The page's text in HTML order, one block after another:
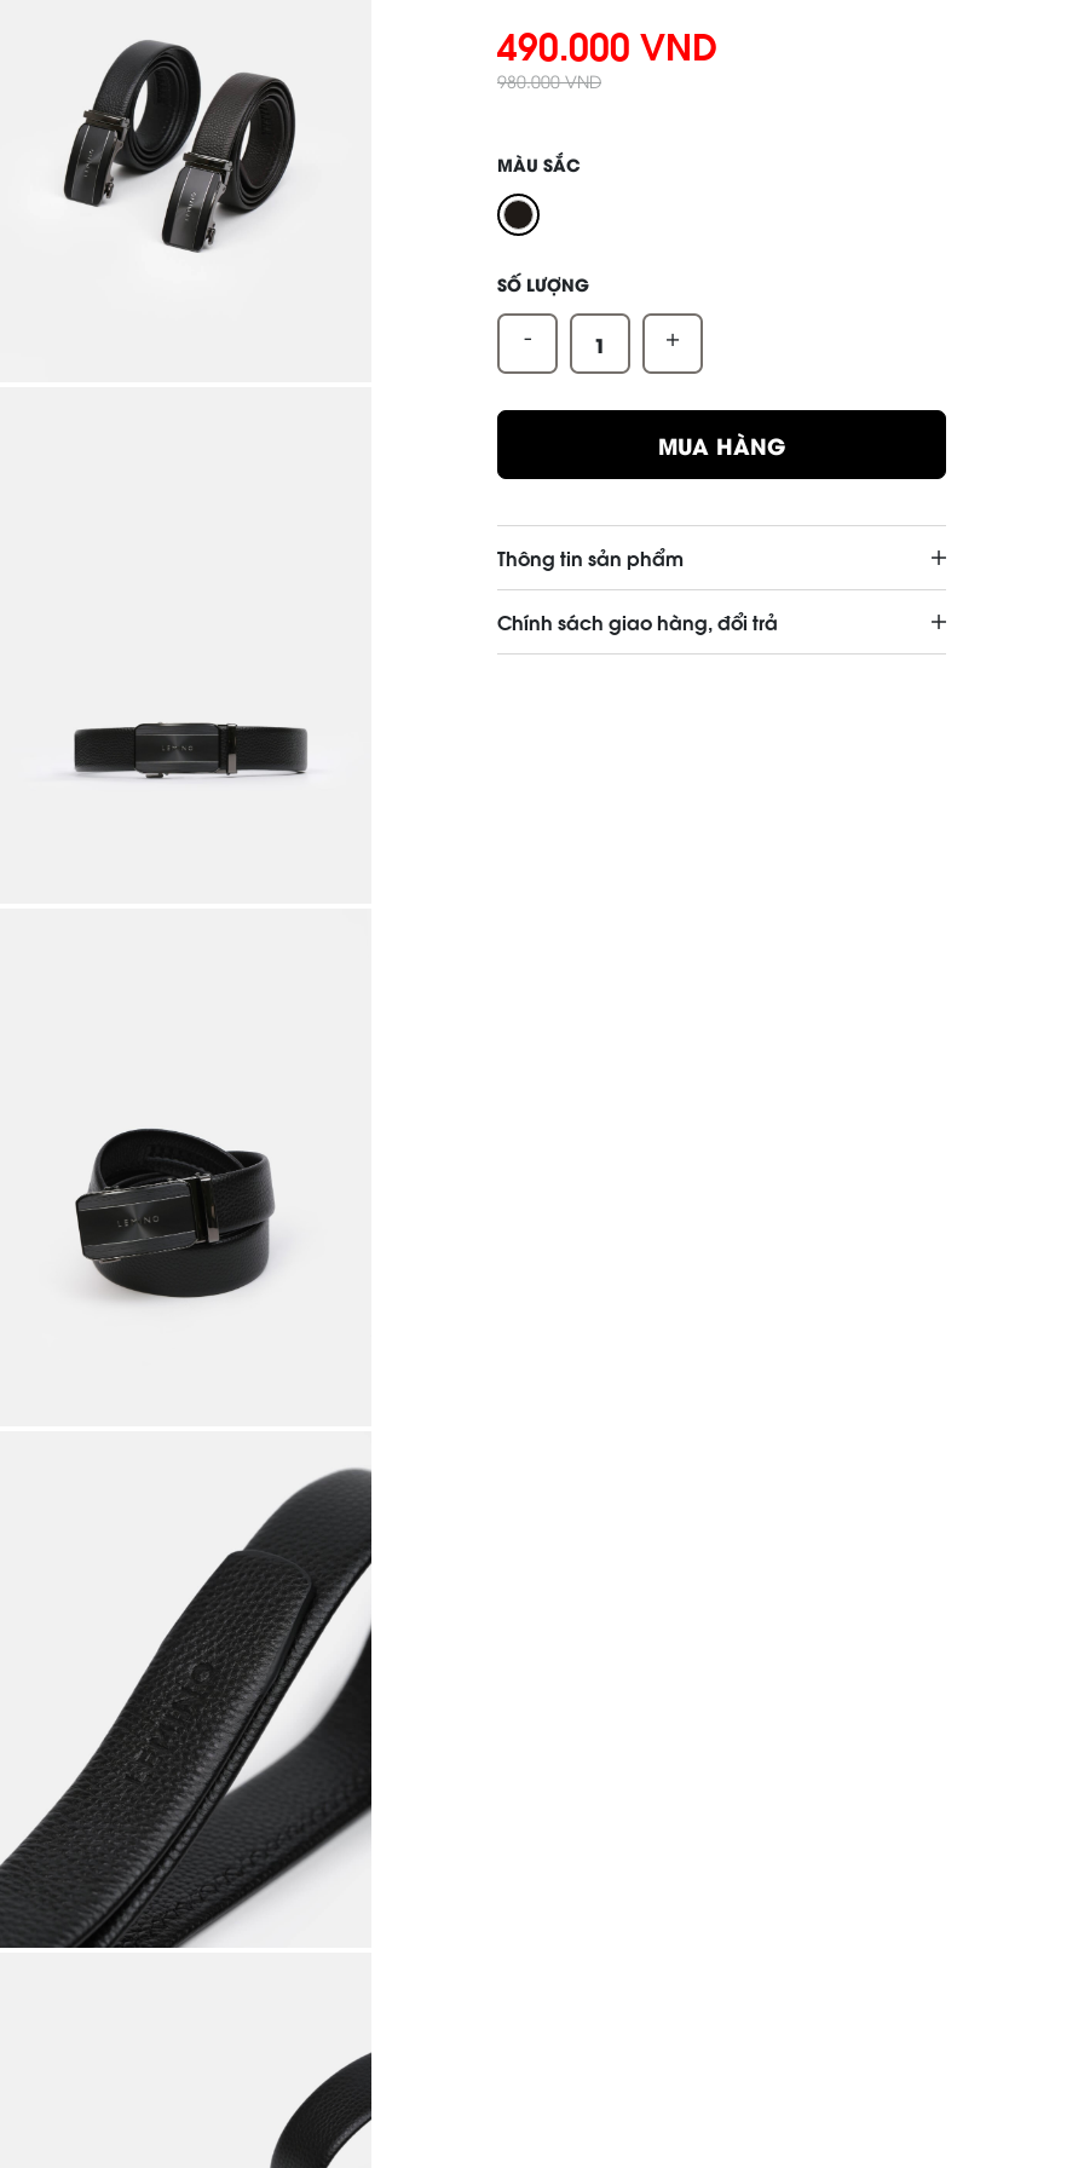
490.000 VND
980.000 VND
MÀU SẮC
SỐ LƯỢNG
- +
MUA HÀNG
Thông tin sản phẩm
Chính sách giao hàng, đổi trả